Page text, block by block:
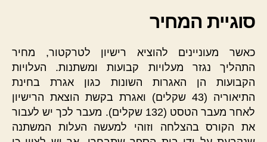
סוגיית המחיר
כאשר מעוניינים להוציא רישיון לטרקטור, מחיר
התהליך נגזר מעלויות קבועות ומשתנות. העלויות
הקבועות הן האגרות השונות כגון אגרת בחינת
התיאוריה (43 שקלים) ואגרת בקשת הוצאת הרישיון
לאחר מעבר הטסט (132 שקלים). מעבר לכך יש לעבור
את הקורס בהצלחה וזוהי למעשה העלות המשתנה